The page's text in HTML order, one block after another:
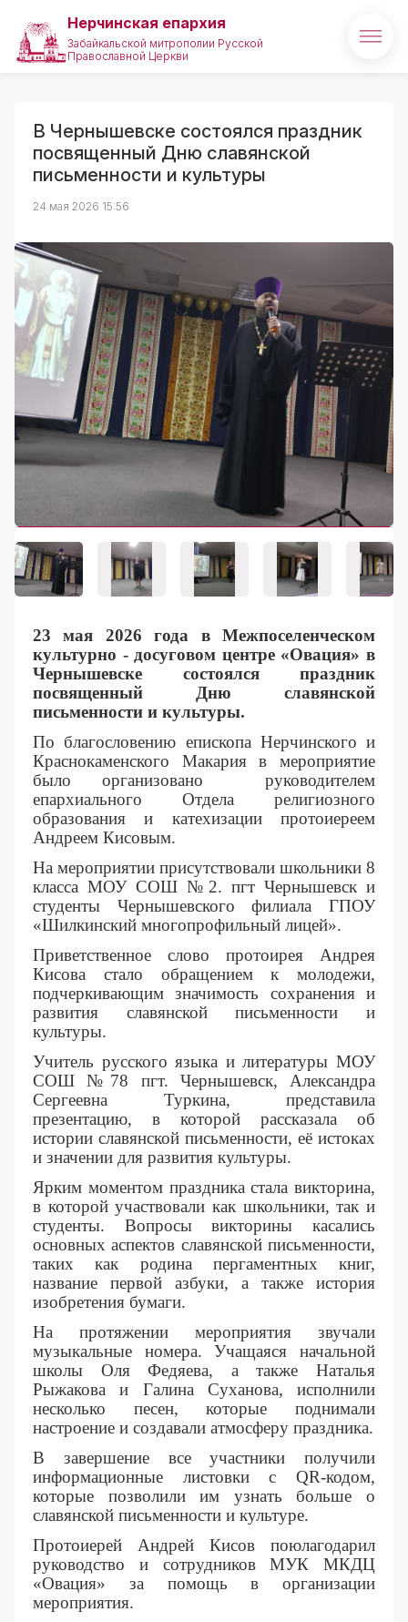
Нерчинская епархия
Забайкальской митрополии Русской
Православной Церкви
Архипастырь
Новости
Медиа
Проекты
Святые и святыни
Полезные ссылки
Контакты
В Чернышевске состоялся праздник
посвященный Дню славянской
письменности и культуры
24 мая 2026 15:56
23 мая 2026 года в Межпоселенческом
культурно - досуговом центре «Овация» в
Чернышевске состоялся праздник
посвященный Дню славянской
письменности и культуры.
По благословению епископа Нерчинского и
Краснокаменского Макария в мероприятие
было организовано
руководителем
епархиального Отдела религиозного
образования и катехизации протоиереем
Андреем Кисовым.
На мероприятии присутствовали школьники 8
класса МОУ СОШ №2. пгт Чернышевск и
студенты Чернышевского филиала ГПОУ
«Шилкинский многопрофильный лицей».
Приветственное слово протоирея Андрея
Кисова стало обращением к молодежи,
подчеркивающим значимость сохранения и
развития славянской письменности и
культуры.
Учитель русского языка и литературы МОУ
СОШ №78 пгт. Чернышевск, Александра
Сергеевна Туркина, представила
презентацию, в которой рассказала об
истории славянской письменности, её истоках
и значении для развития культуры.
Ярким моментом праздника стала викторина,
в которой участвовали как школьники, так и
студенты. Вопросы викторины касались
основных аспектов славянской письменности,
таких как родина пергаментных книг,
название первой азбуки, а также история
изобретения бумаги.
На протяжении мероприятия звучали
музыкальные номера. Учащаяся начальной
школы Оля Федяева, а также Наталья
Рыжакова и Галина Суханова, исполнили
несколько песен, которые поднимали
настроение и создавали атмосферу праздника.
В завершение все участники получили
информационные листовки с QR-кодом,
которые позволили им узнать больше о
славянской письменности и культуре.
Протоиерей Андрей Кисов поюлагодарил
руководство и сотрудников МУК МКДЦ
«Овация» за помощь в организации
мероприятия.